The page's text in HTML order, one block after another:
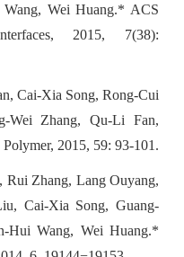
Wei Huang.* ACS
2015, 7(38):
Cai-Xia Song, Rong-Cui
Wei Zhang, Qu-Li Fan,
2015, 59: 93-101.
Rui Zhang, Lang Ouyang,
Cai-Xia Song, Guang-
Hui Wang, Wei Huang.*